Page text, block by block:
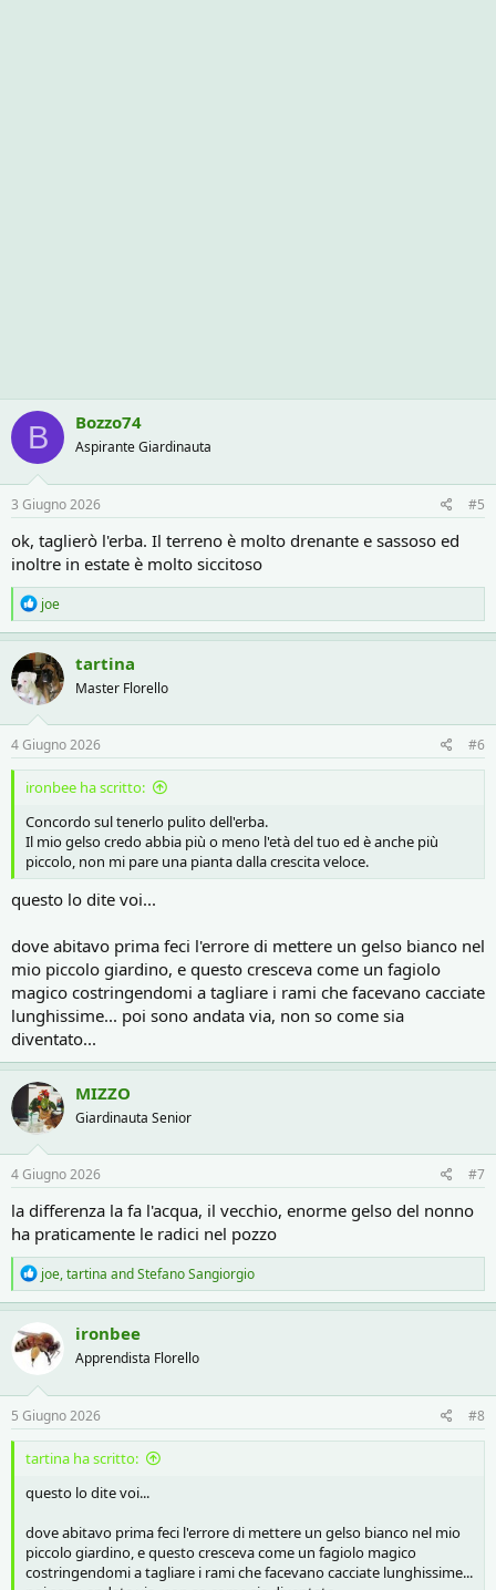
B Bozzo74
Aspirante Giardinauta
3 Giugno 2026 #5
ok, taglierò l'erba. Il terreno è molto drenante e sassoso ed
inoltre in estate è molto siccitoso
R
e
a
c
t
i
o
n
s
:
joe
tartina
Master Florello
4 Giugno 2026 #6
ironbee ha scritto:
Concordo sul tenerlo pulito dell'erba.
Il mio gelso credo abbia più o meno l'età del tuo ed è anche più
piccolo, non mi pare una pianta dalla crescita veloce.
questo lo dite voi...
dove abitavo prima feci l'errore di mettere un gelso bianco nel
mio piccolo giardino, e questo cresceva come un fagiolo
magico costringendomi a tagliare i rami che facevano cacciate
lunghissime... poi sono andata via, non so come sia
diventato...
MIZZO
Giardinauta Senior
4 Giugno 2026 #7
la differenza la fa l'acqua, il vecchio, enorme gelso del nonno
ha praticamente le radici nel pozzo
R
e
a
t
n
s
:
joe,tartina andStefano Sangiorgio
ironbee
Apprendista Florello
5 Giugno 2026 #8
tartina ha scritto:
questo lo dite voi...
dove abitavo prima feci l'errore di mettere un gelso bianco nel mio
piccolo giardino, e questo cresceva come un fagiolo magico
costringendomi a tagliare i rami che facevano cacciate lunghissime...